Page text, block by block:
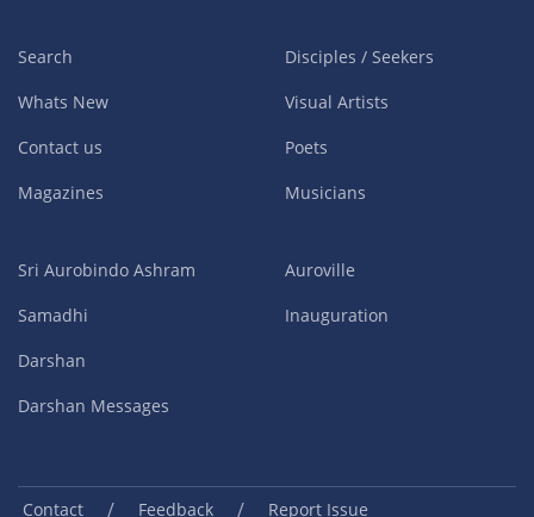
Search
Whats New
Contact us
Magazines
Disciples / Seekers
Visual Artists
Poets
Musicians
Sri Aurobindo Ashram
Samadhi
Darshan
Darshan Messages
Auroville
Inauguration
Contact / Feedback / Report Issue